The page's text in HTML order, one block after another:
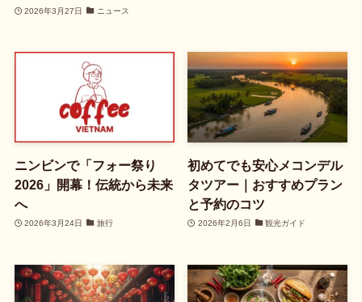
2026年3月27日 ニュース
ニンビンで「フォー祭り
2026」開幕！伝統から未来
へ
2026年3月24日 旅行
初めてでも安心メコンデル
タツアー｜おすすめプラン
と予約のコツ
2026年2月6日 観光ガイド